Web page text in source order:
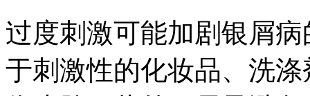
过度刺激可能加剧银屑
于刺激性的化妆品、洗